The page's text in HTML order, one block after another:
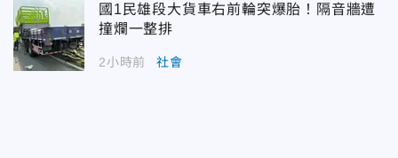
國1民雄段大貨車右前輪突爆胎！隔音牆遭
撞爛一整排
2小時前 社會